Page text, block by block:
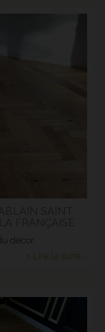
décor.
> Lire la suite...